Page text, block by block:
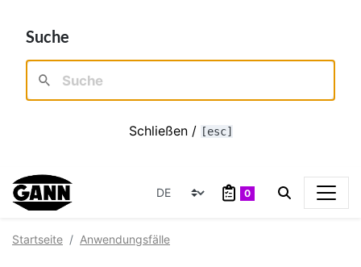
Suche
Schließen / [esc]
0
Startseite Anwendungsfälle